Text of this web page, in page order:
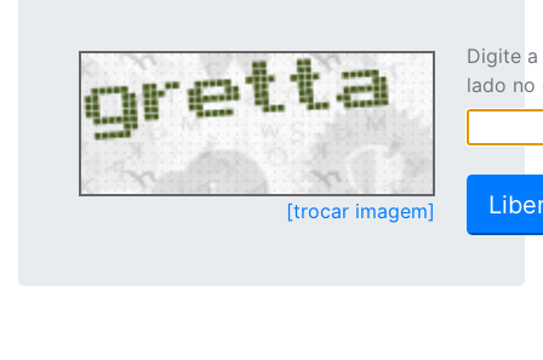
[trocar imagem]
Digite
lado no